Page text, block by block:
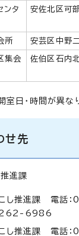
ンタ
安佐北区可
所 安芸区中野
集会
佐伯区石内
日・時間が異なり
せ先
進課
こし推進課 電
262-6986
こし推進課 電